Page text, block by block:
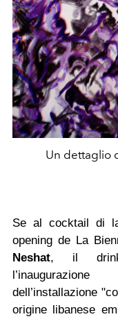
Un dettaglio
Se al cocktail di
opening de La
Neshat, il drink
dell’installazione
origine libanese